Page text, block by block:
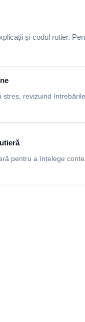
și codul rutier.
stres, revizuind
pentru a înțelege